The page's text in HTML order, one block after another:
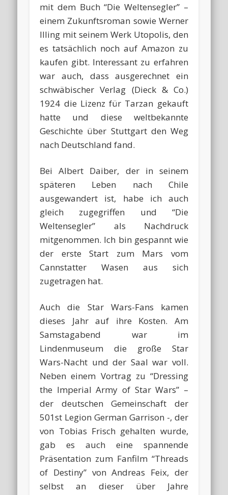
mit dem Buch “Die Weltensegler” –
einem Zukunftsroman sowie Werner
Illing mit seinem Werk Utopolis, den
es tatsächlich noch auf Amazon zu
kaufen gibt. Interessant zu erfahren
war auch, dass ausgerechnet ein
schwäbischer Verlag (Dieck & Co.)
1924 die Lizenz für Tarzan gekauft
hatte und diese weltbekannte
Geschichte über Stuttgart den Weg
nach Deutschland fand.
Bei Albert Daiber, der in seinem
späteren Leben nach Chile
ausgewandert ist, habe ich auch
gleich zugegriffen und “Die
Weltensegler” als Nachdruck
mitgenommen. Ich bin gespannt wie
der erste Start zum Mars vom
Cannstatter Wasen aus sich
zugetragen hat.
Auch die Star Wars-Fans kamen
dieses Jahr auf ihre Kosten. Am
Samstagabend war im
Lindenmuseum die große Star
Wars-Nacht und der Saal war voll.
Neben einem Vortrag zu “Dressing
the Imperial Army of Star Wars” –
der deutschen Gemeinschaft der
501st Legion German Garrison -, der
von Tobias Frisch gehalten wurde,
gab es auch eine spannende
Präsentation zum Fanfilm “Threads
of Destiny” von Andreas Feix, der
selbst an dieser über Jahre